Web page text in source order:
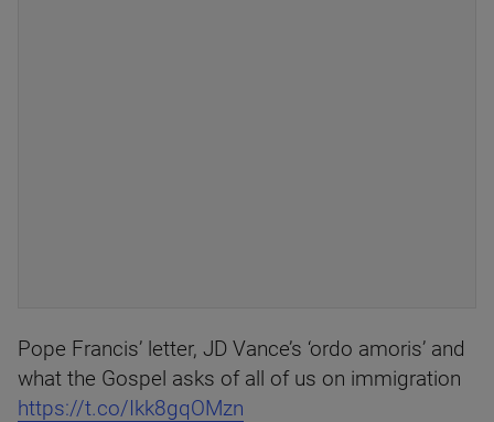
Pope Francis’ letter, JD Vance’s ‘ordo amoris’ and
what the Gospel asks of all of us on immigration
https://t.co/Ikk8gqOMzn